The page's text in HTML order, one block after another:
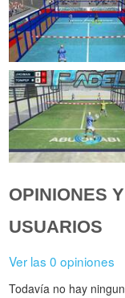
OPINIONES
USUARIOS
Ver las 0 opiniones
Todavía no hay